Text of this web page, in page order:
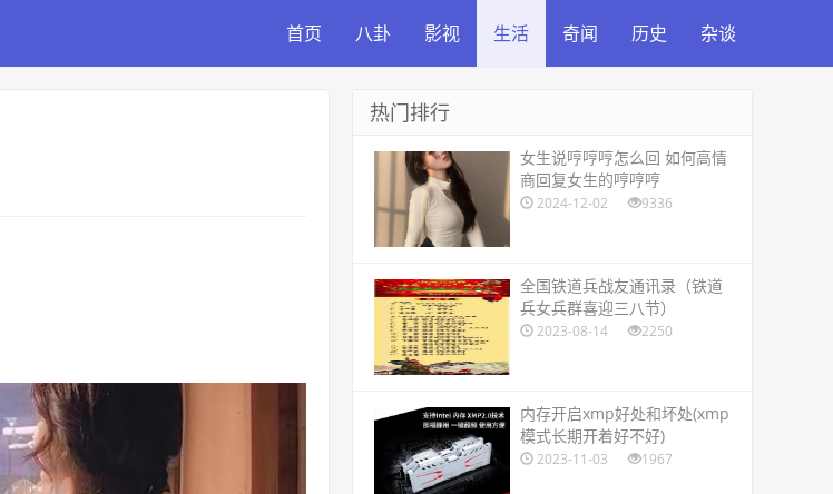
首页 八卦 影视 生活 奇闻 历史 杂谈
热门排行
​女生说哼哼哼怎么回 如何高情
商回复女生的哼哼哼
2024-12-02 9336
​全国铁道兵战友通讯录（铁道
兵女兵群喜迎三八节）
2023-08-14 2250
​内存开启xmp好处和坏处(xmp
模式长期开着好不好)
2023-11-03 1967